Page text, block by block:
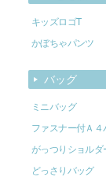
キッズロゴT
かぼちゃパンツ
バッグ
ミニバッグ
ファスナー付Ａ４
がっつりショルダ
どっさりバッグ